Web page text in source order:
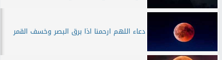
دعاء اللهم ارحمنا اذا برق البصر وخسف القمر